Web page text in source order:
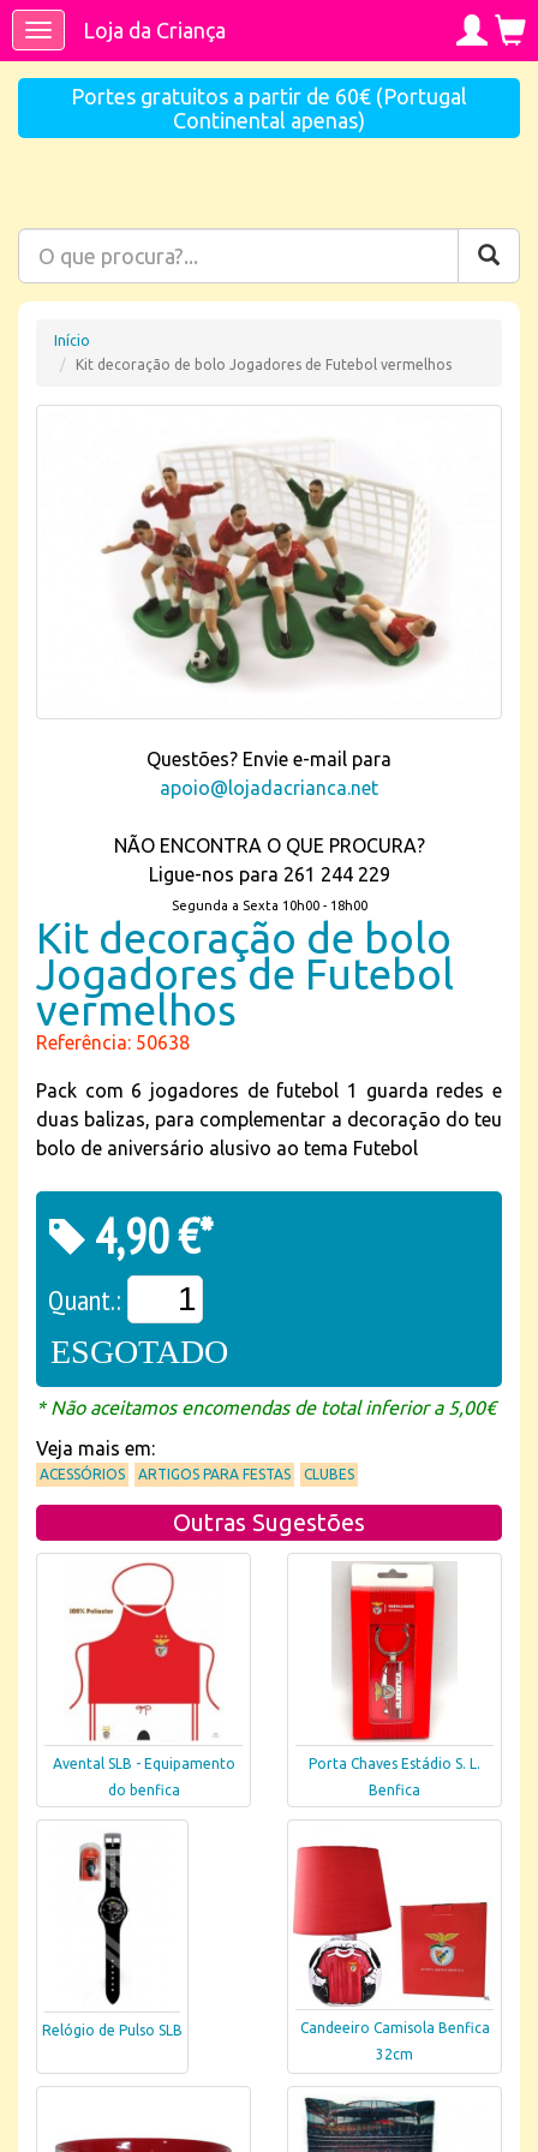
ToggleLoja da Criança
Portes gratuitos a partir de 60€ (Portugal
Continental apenas)
Início
Kit decoração de bolo Jogadores de Futebol vermelhos
Questões? Envie e-mail para
apoio@lojadacrianca.net
NÃO ENCONTRA O QUE PROCURA?
Ligue-nos para 261 244 229
Segunda a Sexta 10h00 - 18h00
Kit decoração de bolo
Jogadores de Futebol
vermelhos
Referência: 50638
Pack com 6 jogadores de futebol 1 guarda redes e
duas balizas, para complementar a decoração do teu
bolo de aniversário alusivo ao tema Futebol
4,90 €*
Quant.:
ESGOTADO
* Não aceitamos encomendas de total inferior a 5,00€
Veja mais em:
ACESSÓRIOS ARTIGOS PARA FESTAS CLUBES
Outras Sugestões
Avental SLB - Equipamento
do benfica
Porta Chaves Estádio S. L.
Benfica
Relógio de Pulso SLB
Candeeiro Camisola Benfica
32cm